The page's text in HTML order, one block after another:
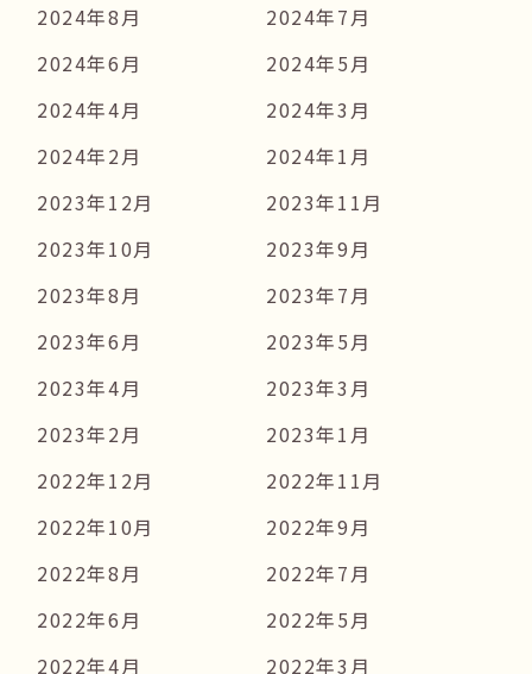
2024年8月
2024年7月
2024年6月
2024年5月
2024年4月
2024年3月
2024年2月
2024年1月
2023年12月
2023年11月
2023年10月
2023年9月
2023年8月
2023年7月
2023年6月
2023年5月
2023年4月
2023年3月
2023年2月
2023年1月
2022年12月
2022年11月
2022年10月
2022年9月
2022年8月
2022年7月
2022年6月
2022年5月
2022年4月
2022年3月